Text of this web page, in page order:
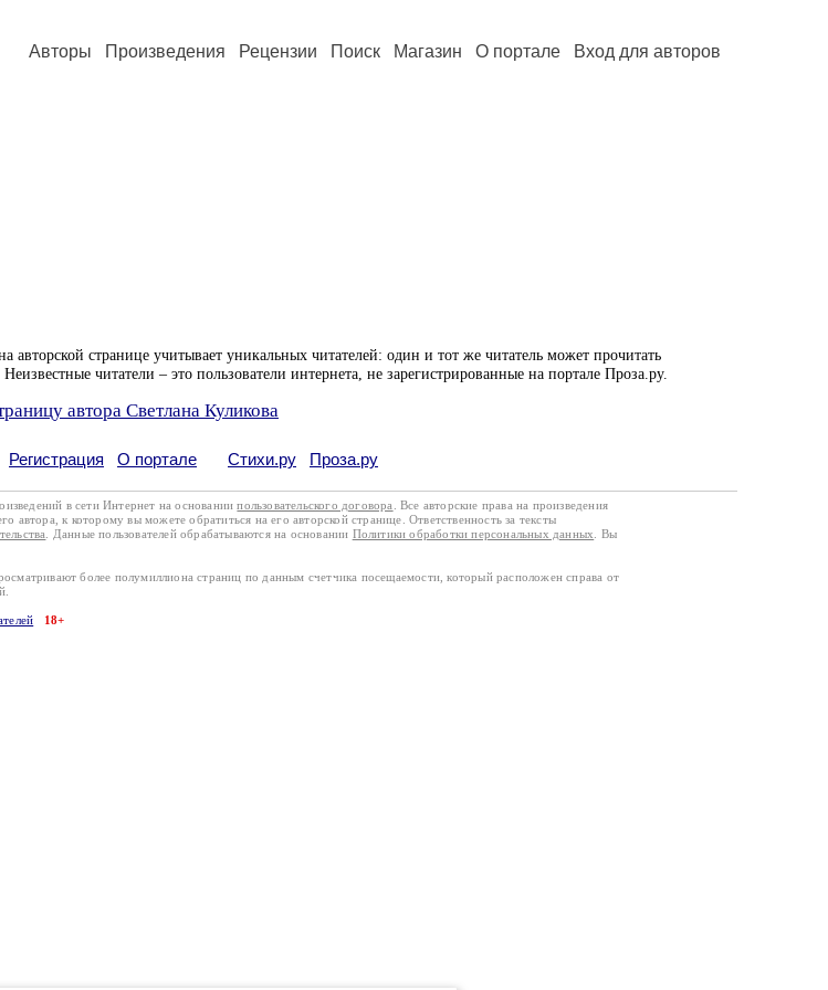
Авторы Произведения Рецензии Поиск Магазин О портале Вход для авторов
странице учитывает уникальных читателей: один и тот же читатель может прочитать
читатели – это пользователи интернета, не зарегистрированные на портале Проза.ру.
автора Светлана Куликова
Регистрация О портале Стихи.ру Проза.ру
в сети Интернет на основаниипользовательского договора
. Все авторские права на произведения
автора, к которому вы можете обратиться на его авторской странице. Ответственность за тексты
. Данные пользователей обрабатываются на основании Политики обработки персональных данных
. Вы
более полумиллиона страниц по данным счетчика посещаемости, который расположен справа от
18+